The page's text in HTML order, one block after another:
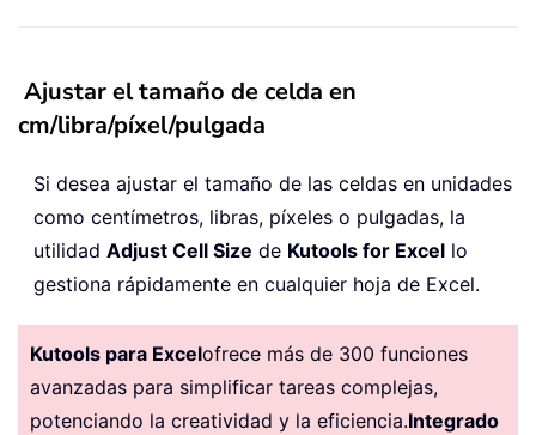
Ajustar el tamaño de celda en
cm/libra/píxel/pulgada
Si desea ajustar el tamaño de las celdas en unidades
como centímetros, libras, píxeles o pulgadas, la
utilidad Adjust Cell Size de Kutools for Excel lo
gestiona rápidamente en cualquier hoja de Excel.
Kutools para Excelofrece más de 300 funciones
avanzadas para simplificar tareas complejas,
potenciando la creatividad y la eficiencia.Integrado